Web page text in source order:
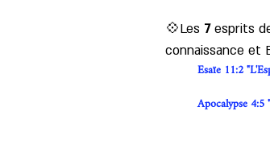
💠Les 7 esprits
connaissance et
Esaïe 11:2
Apocalypse